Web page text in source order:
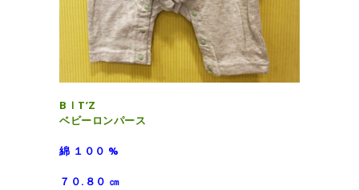
BＩT’Z
ベビーロンパース
綿 １００ %
７０.８０ ㎝